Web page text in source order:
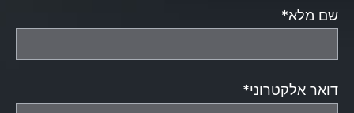
שם מלא*
דואר אלקטרוני*